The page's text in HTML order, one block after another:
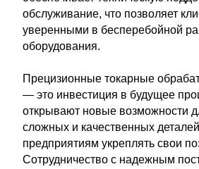
обслуживание, что позволяет
уверенными в бесперебойной
оборудования.
Прецизионные токарные
— это инвестиция в будущее
открывают новые возможности
сложных и качественных
предприятиям укреплять свои
Сотрудничество с надежным